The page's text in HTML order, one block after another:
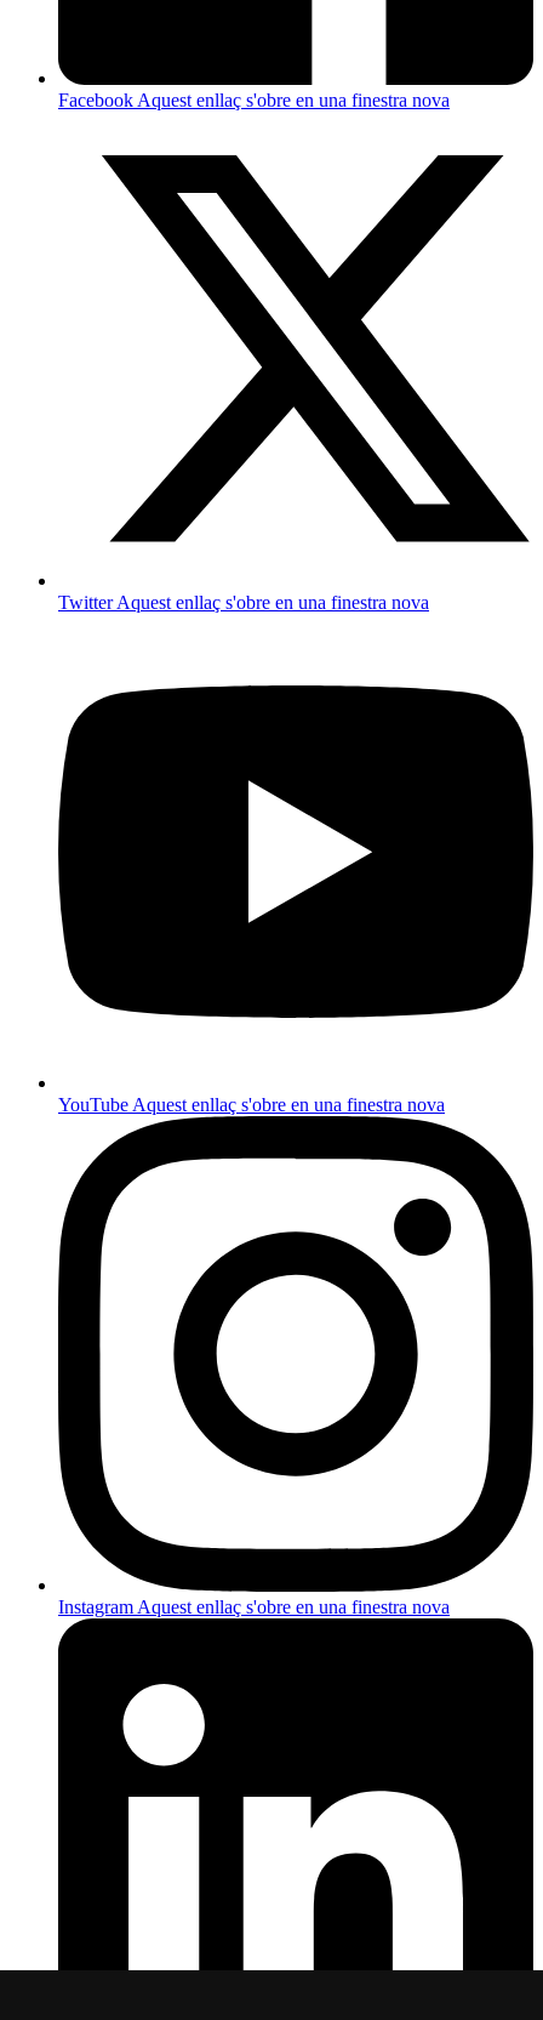
Facebook Aquest enllaç s'obre en una finestra nova
TwitterAquest enllaç s'obre en una finestra nova
YouTube Aquest enllaç s'obre en una finestra nova
Instagram Aquest enllaç s'obre en una finestra nova